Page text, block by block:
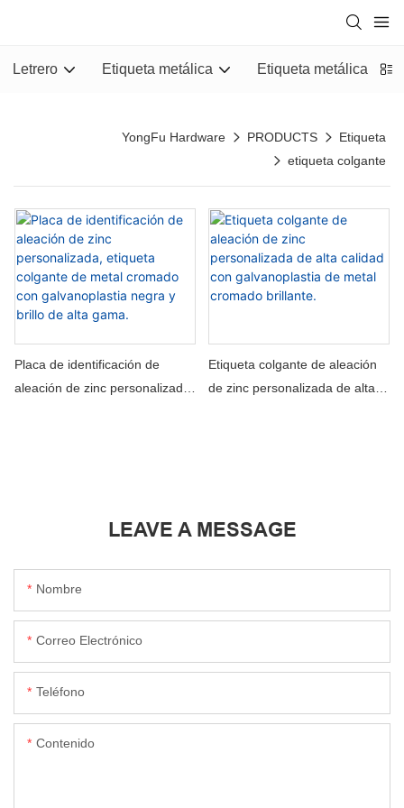
Letrero Etiqueta metálica Etiqueta metálica
YongFu Hardware PRODUCTS
Etiqueta
etiqueta colgante
Placa de identificación de
aleación de zinc personalizada,
Etiqueta colgante de aleación
de zinc personalizada de alta
LEAVE A MESSAGE
Nombre
Correo Electrónico
Teléfono
Contenido